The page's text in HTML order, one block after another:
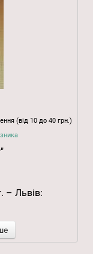
(від 10 до 40 грн.)
– Львів: